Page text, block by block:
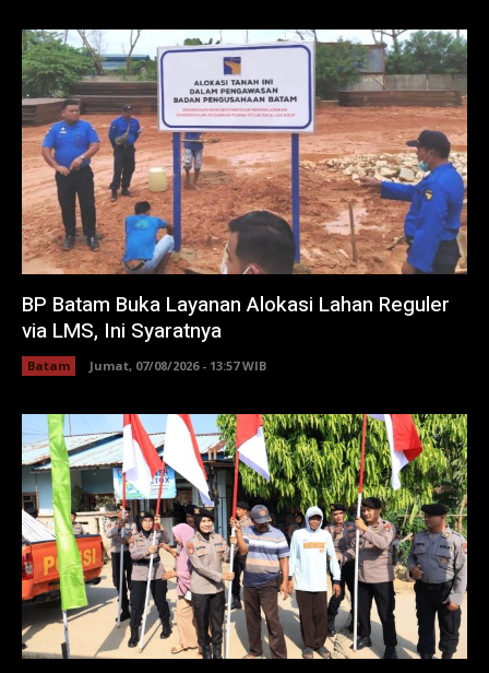
BP Batam Buka Layanan Alokasi Lahan Reguler
via LMS, Ini Syaratnya
Batam Jumat, 07/08/2026 - 13:57 WIB